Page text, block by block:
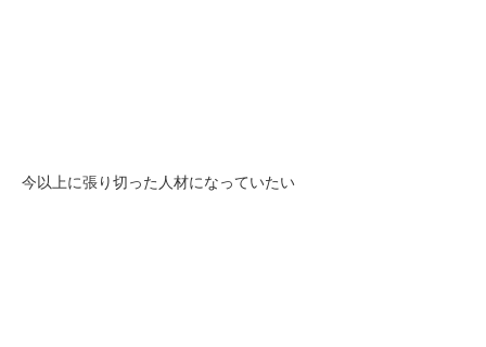
今以上に張り切った人材になっていたい